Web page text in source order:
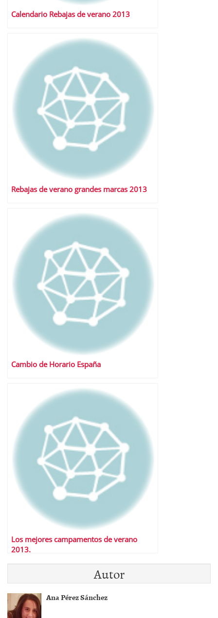
Calendario Rebajas de verano 2013
Rebajas de verano grandes marcas 2013
Cambio de Horario España
Los mejores campamentos de verano
2013.
Autor
Ana Pérez Sánchez